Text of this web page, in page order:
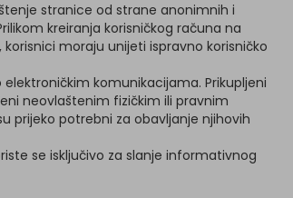
stranice od strane anonimnih i
kreiranja korisničkog računa na
moraju unijeti ispravno korisničko
komunikacijama. Prikupljeni
neovlaštenim fizičkim ili pravnim
prijeko potrebni za obavljanje njihovih
se isključivo za slanje informativnog